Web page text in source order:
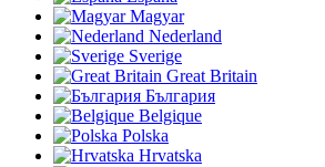
Magyar
Nederland
Sverige
Great Britain
България
Belgique
Polska
Hrvatska